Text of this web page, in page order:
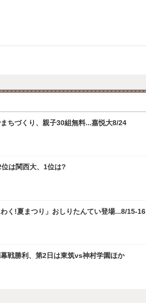
ちづくり、親子30組無料...嘉悦大8/24
は関西大、1位は?
く!夏まつり」おしりたんてい登場...8/15-16
戦勝利、第2日は東筑vs神村学園ほか